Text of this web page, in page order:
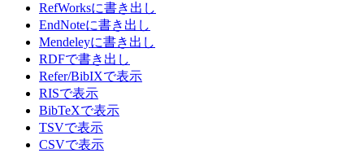
RefWorksに書き出し
EndNoteに書き出し
Mendeleyに書き出し
RDFで書き出し
Refer/BibIXで表示
RISで表示
BibTeXで表示
TSVで表示
CSVで表示